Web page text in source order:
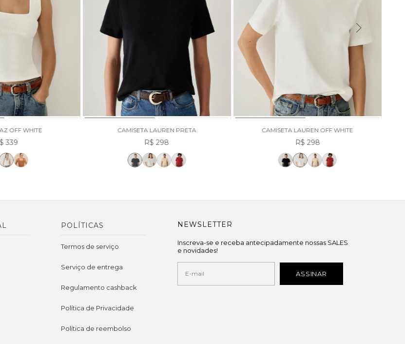
OFF WHITE
339
CAMISETA LAUREN PRETA
R$ 298
CAMISETA LAUREN OFF WHITE
R$ 298
POLÍTICAS
Termos de serviço
Serviço de entrega
Regulamento cashback
Política de Privacidade
Política de reembolso
NEWSLETTER
Inscreva-se e receba antecipadamente nossas SALES
e novidades!